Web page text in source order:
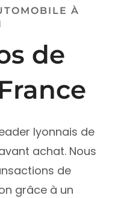
À
de
lyonnais de
achat. Nous
de
grâce à un